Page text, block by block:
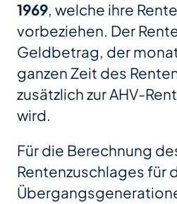
1969, welche ihre
vorbeziehen. Der
Geldbetrag, der
ganzen Zeit des
zusätzlich zur AHV-
wird.
Für die Berechnung
Rentenzuschlages für